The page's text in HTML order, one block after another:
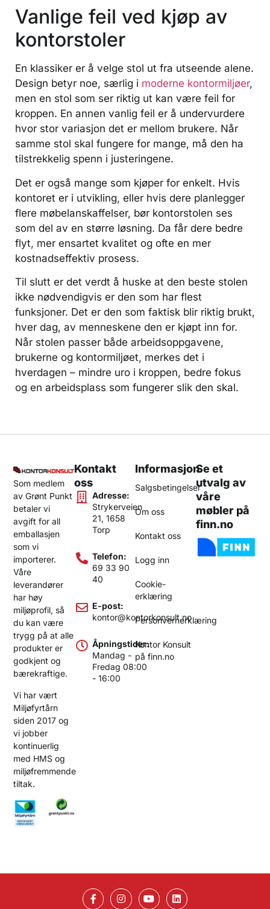
Vanlige feil ved kjøp av
kontorstoler
En klassiker er å velge stol ut fra utseende alene.
Design betyr noe, særlig i moderne kontormiljøer,
men en stol som ser riktig ut kan være feil for
kroppen. En annen vanlig feil er å undervurdere
hvor stor variasjon det er mellom brukere. Når
samme stol skal fungere for mange, må den ha
tilstrekkelig spenn i justeringene.
Det er også mange som kjøper for enkelt. Hvis
kontoret er i utvikling, eller hvis dere planlegger
flere møbelanskaffelser, bør kontorstolen ses
som del av en større løsning. Da får dere bedre
flyt, mer ensartet kvalitet og ofte en mer
kostnadseffektiv prosess.
Til slutt er det verdt å huske at den beste stolen
ikke nødvendigvis er den som har flest
funksjoner. Det er den som faktisk blir riktig brukt,
hver dag, av menneskene den er kjøpt inn for.
Når stolen passer både arbeidsoppgavene,
brukerne og kontormiljøet, merkes det i
hverdagen – mindre uro i kroppen, bedre fokus
og en arbeidsplass som fungerer slik den skal.
Som medlem
av Grønt Punkt
betaler vi
avgift for all
emballasjen
som vi
importerer.
Våre
leverandører
har høy
miljøprofil, så
du kan være
trygg på at alle
produkter er
godkjent og
bærekraftige.
Vi har vært
Miljøfyrtårn
siden 2017 og
vi jobber
kontinuerlig
med HMS og
miljøfremmende
tiltak.
Kontakt
oss
Adresse:
Strykerveien
21, 1658
Torp
Telefon:
69 33 90
40
E-post:
kontor@kontorkonsult.no
Åpningstider:
Mandag -
Fredag 08:00
- 16:00
Informasjon
Salgsbetingelser
Om oss
Kontakt oss
Logg inn
Cookie-
erklæring
Personvernerklæring
Kontor Konsult
på finn.no
Se et
utvalg av
våre
møbler på
finn.no